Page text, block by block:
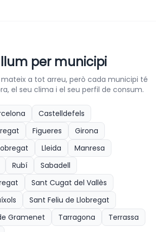
per municipi
mateix a tot arreu, però cada municipi té
el seu clima i el seu perfil de consum.
Castelldefels
Figueres
Girona
Lleida
Manresa
Rubí
Sabadell
Sant Cugat del Vallès
Sant Feliu de Llobregat
Gramenet
Tarragona
Terrassa